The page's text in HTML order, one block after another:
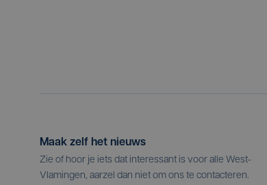
Maak zelf het nieuws
Zie of hoor je iets dat interessant is voor alle West-
Vlamingen, aarzel dan niet om ons te contacteren.